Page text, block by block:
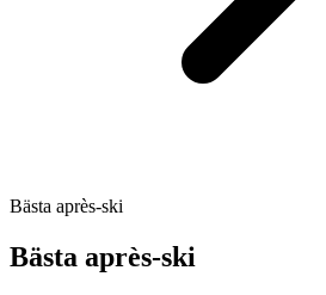
Bästa après-ski
Bästa après-ski